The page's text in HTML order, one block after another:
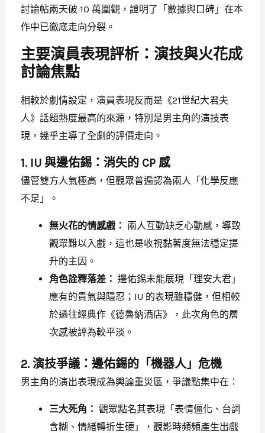
討論帖兩天破 10 萬圍觀，證明了「數據與口碑」在本
作中已徹底走向分裂。
主要演員表現評析：演技與火花成
討論焦點
相較於劇情設定，演員表現反而是《21世紀大君夫
人》話題熱度最高的來源，特別是男主角的演技表
現，幾乎主導了全劇的評價走向。
1. IU 與邊佑錫：消失的 CP 感
儘管雙方人氣極高，但觀眾普遍認為兩人「化學反應
不足」。
無火花的情感戲： 兩人互動缺乏心動感，導致
觀眾難以入戲，這也是收視黏著度無法穩定提
升的主因。
角色詮釋落差： 邊佑錫未能展現「理安大君」
應有的貴氣與隱忍；IU 的表現雖穩健，但相較
於過往經典作《德魯納酒店》，此次角色的層
次感被評為較平淡。
2. 演技爭議：邊佑錫的「機器人」危機
男主角的演出表現成為輿論重災區，爭議點集中在：
三大死角： 觀眾點名其表現「表情僵化、台詞
含糊、情緒轉折生硬」，觀影時頻頻產生出戲